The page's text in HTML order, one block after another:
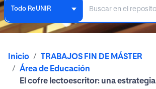
Todo ReUNIR
Inicio
TRABAJOS FIN DE MÁSTER
Área de Educación
El cofre lectoescritor: una estrategia